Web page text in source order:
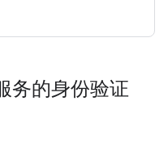
务的身份验证